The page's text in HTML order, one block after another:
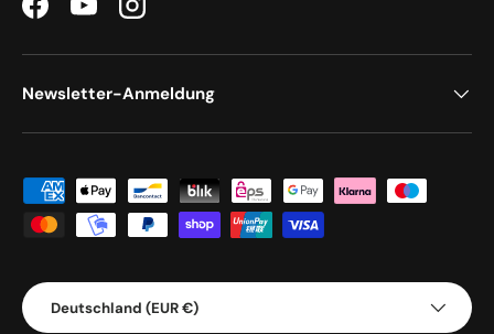
FacebookYouTubeInstagram
Newsletter-Anmeldung
Zahlungsmethoden
Land/Region
Deutschland (EUR €)